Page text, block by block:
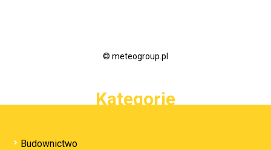
© meteogroup.pl
Kategorie
Budownictwo